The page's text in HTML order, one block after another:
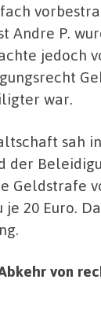
Andre P.
jedoch
war.
sah
der
Geldstrafe
je 20 Euro.
von